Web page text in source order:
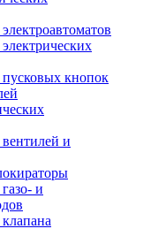
кнопок
и
и